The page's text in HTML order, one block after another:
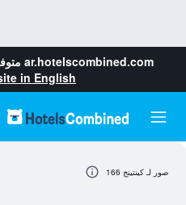
ar.hotelscombined.com
in English
صور لـ كينتينج 166